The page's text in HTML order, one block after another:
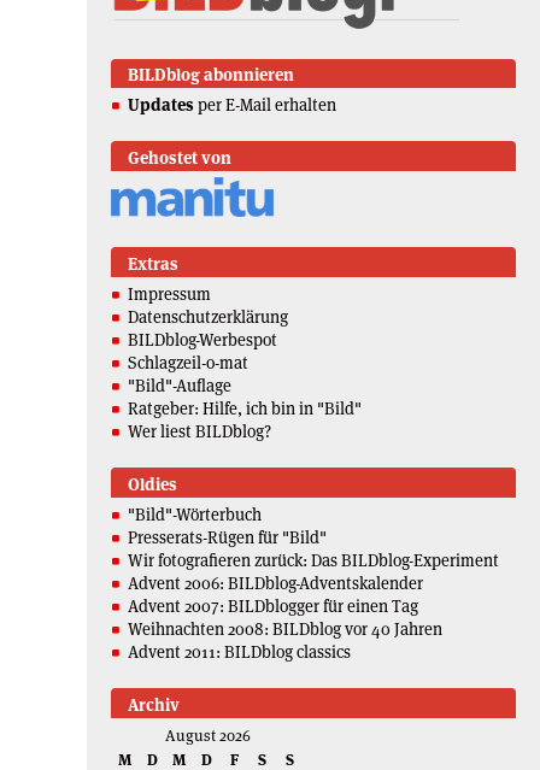
BILDblog abonnieren
Updates per E-Mail erhalten
Gehostet von
Extras
Impressum
Datenschutzerklärung
BILDblog-Werbespot
Schlagzeil-o-mat
"Bild"-Auflage
Ratgeber: Hilfe, ich bin in "Bild"
Wer liest BILDblog?
Oldies
"Bild"-Wörterbuch
Presserats-Rügen für "Bild"
Wir fotografieren zurück: Das BILDblog-Experiment
Advent 2006: BILDblog-Adventskalender
Advent 2007: BILDblogger für einen Tag
Weihnachten 2008: BILDblog vor 40 Jahren
Advent 2011: BILDblog classics
Archiv
August 2026
M
D M D F S S